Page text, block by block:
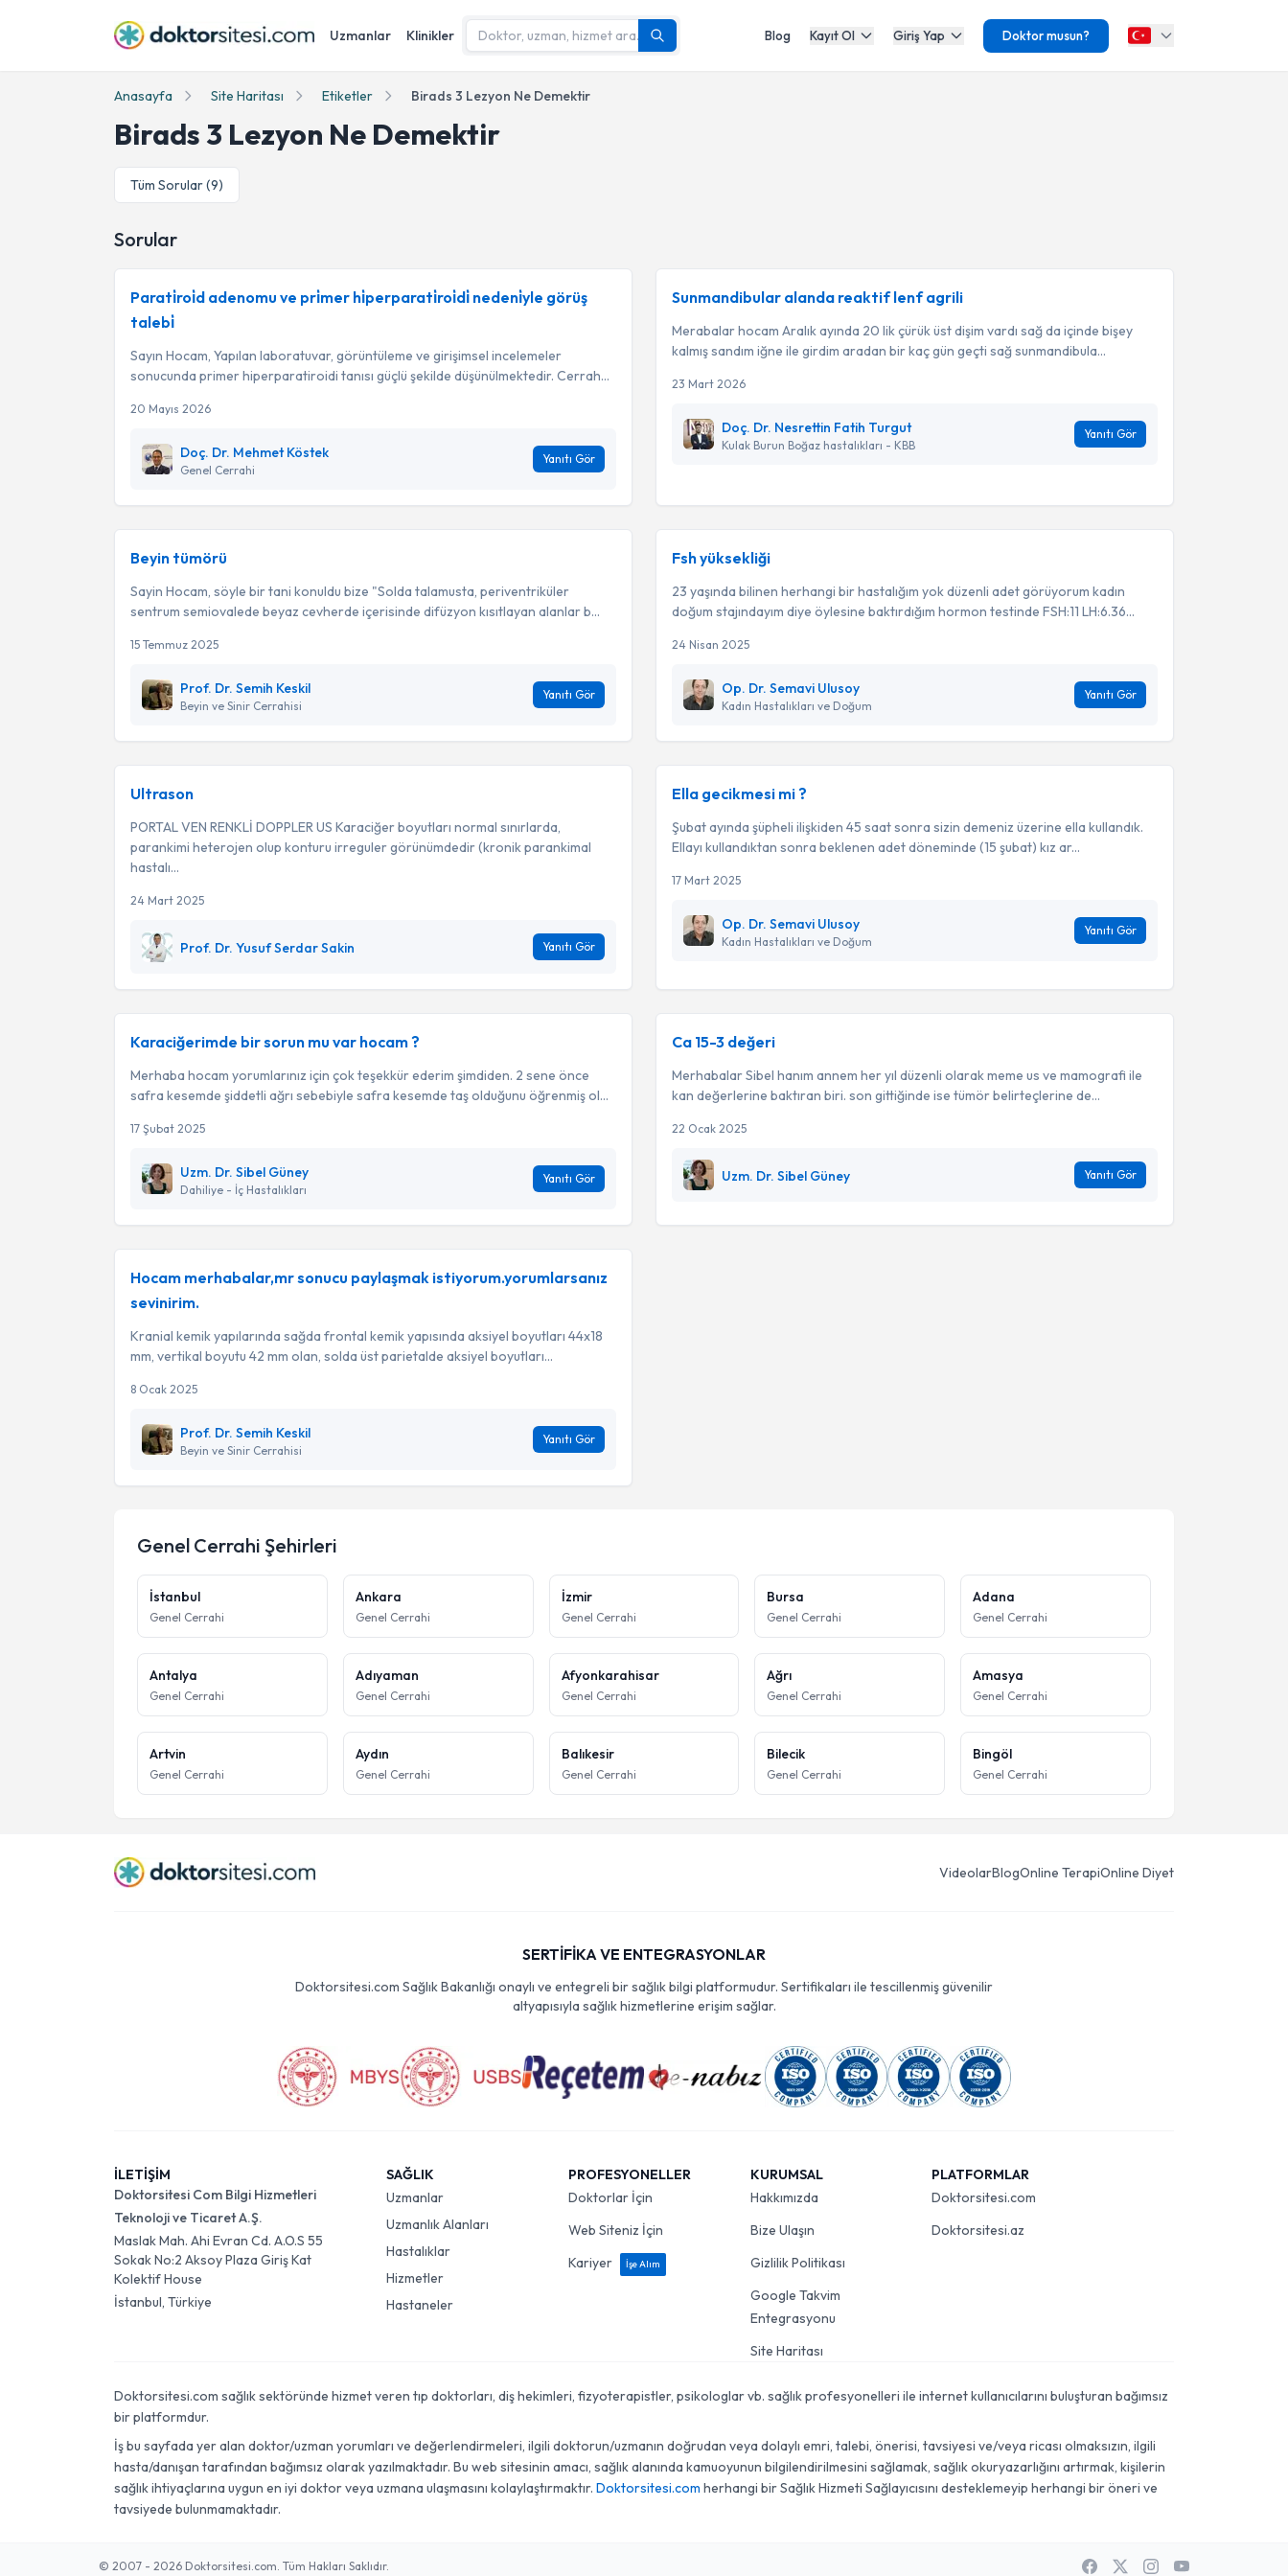
Uzmanlar Klinikler Blog Kayıt Ol Giriş Yap Doktor musun?
Anasayfa Site Haritası Etiketler Birads 3 Lezyon Ne Demektir
Birads 3 Lezyon Ne Demektir
Tüm Sorular (9)
Sorular
Parati̇roi̇d adenomu ve pri̇mer hi̇perparati̇roi̇di̇ nedeni̇yle görüş
talebi̇
Sayın Hocam, Yapılan laboratuvar, görüntüleme ve girişimsel incelemeler
sonucunda primer hiperparatiroidi tanısı güçlü şekilde düşünülmektedir. Cerrah...
20 Mayıs 2026
Doç. Dr. Mehmet Köstek
Genel Cerrahi
Yanıtı Gör
Sunmandibular alanda reaktif lenf agrili
Merabalar hocam Aralık ayında 20 lik çürük üst dişim vardı sağ da içinde bişey
kalmış sandım iğne ile girdim aradan bir kaç gün geçti sağ sunmandibula...
23 Mart 2026
Doç. Dr. Nesrettin Fatih Turgut
Kulak Burun Boğaz hastalıkları - KBB
Yanıtı Gör
Beyin tümörü
Sayin Hocam, söyle bir tani konuldu bize "Solda talamusta, periventriküler
sentrum semiovalede beyaz cevherde içerisinde difüzyon kısıtlayan alanlar b...
15 Temmuz 2025
Prof. Dr. Semih Keskil
Beyin ve Sinir Cerrahisi
Yanıtı Gör
Fsh yüksekliği
23 yaşında bilinen herhangi bir hastalığım yok düzenli adet görüyorum kadın
doğum stajındayım diye öylesine baktırdığım hormon testinde FSH:11 LH:6.36...
24 Nisan 2025
Op. Dr. Semavi Ulusoy
Kadın Hastalıkları ve Doğum
Yanıtı Gör
Ultrason
PORTAL VEN RENKLİ DOPPLER US Karaciğer boyutları normal sınırlarda,
parankimi heterojen olup konturu irreguler görünümdedir (kronik parankimal
hastalı...
24 Mart 2025
Prof. Dr. Yusuf Serdar Sakin Yanıtı Gör
Ella gecikmesi mi ?
Şubat ayında şüpheli ilişkiden 45 saat sonra sizin demeniz üzerine ella kullandık.
Ellayı kullandıktan sonra beklenen adet döneminde (15 şubat) kız ar...
17 Mart 2025
Op. Dr. Semavi Ulusoy
Kadın Hastalıkları ve Doğum
Yanıtı Gör
Karaciğerimde bir sorun mu var hocam ?
Merhaba hocam yorumlarınız için çok teşekkür ederim şimdiden. 2 sene önce
safra kesemde şiddetli ağrı sebebiyle safra kesemde taş olduğunu öğrenmiş ol...
17 Şubat 2025
Uzm. Dr. Sibel Güney
Dahiliye - İç Hastalıkları
Yanıtı Gör
Ca 15-3 değeri
Merhabalar Sibel hanım annem her yıl düzenli olarak meme us ve mamografi ile
kan değerlerine baktıran biri. son gittiğinde ise tümör belirteçlerine de...
22 Ocak 2025
Uzm. Dr. Sibel Güney Yanıtı Gör
Hocam merhabalar,mr sonucu paylaşmak istiyorum.yorumlarsanız
sevinirim.
Kranial kemik yapılarında sağda frontal kemik yapısında aksiyel boyutları 44x18
mm, vertikal boyutu 42 mm olan, solda üst parietalde aksiyel boyutları...
8 Ocak 2025
Prof. Dr. Semih Keskil
Beyin ve Sinir Cerrahisi
Yanıtı Gör
Genel Cerrahi Şehirleri
İstanbul
Genel Cerrahi
Ankara
Genel Cerrahi
İzmir
Genel Cerrahi
Bursa
Genel Cerrahi
Adana
Genel Cerrahi
Antalya
Genel Cerrahi
Adıyaman
Genel Cerrahi
Afyonkarahisar
Genel Cerrahi
Ağrı
Genel Cerrahi
Amasya
Genel Cerrahi
Artvin
Genel Cerrahi
Aydın
Genel Cerrahi
Balıkesir
Genel Cerrahi
Bilecik
Genel Cerrahi
Bingöl
Genel Cerrahi
VideolarBlogOnline TerapiOnline Diyet
SERTİFİKA VE ENTEGRASYONLAR
Doktorsitesi.com Sağlık Bakanlığı onaylı ve entegreli bir sağlık bilgi platformudur. Sertifikaları ile tescillenmiş güvenilir
altyapısıyla sağlık hizmetlerine erişim sağlar.
İLETİŞİM
Doktorsitesi Com Bilgi Hizmetleri
Teknoloji ve Ticaret A.Ş.
Maslak Mah. Ahi Evran Cd. A.O.S 55
Sokak No:2 Aksoy Plaza Giriş Kat
Kolektif House
İstanbul, Türkiye
SAĞLIK
Uzmanlar
Uzmanlık Alanları
Hastalıklar
Hizmetler
Hastaneler
PROFESYONELLER
Doktorlar İçin
Web Siteniz İçin
Kariyer
İşe Alım
KURUMSAL
Hakkımızda
Bize Ulaşın
Gizlilik Politikası
Google Takvim
Entegrasyonu
Site Haritası
PLATFORMLAR
Doktorsitesi.com
Doktorsitesi.az
Doktorsitesi.com sağlık sektöründe hizmet veren tıp doktorları, diş hekimleri, fizyoterapistler, psikologlar vb. sağlık profesyonelleri ile internet kullanıcılarını buluşturan bağımsız
bir platformdur.
İş bu sayfada yer alan doktor/uzman yorumları ve değerlendirmeleri, ilgili doktorun/uzmanın doğrudan veya dolaylı emri, talebi, önerisi, tavsiyesi ve/veya ricası olmaksızın, ilgili
hasta/danışan tarafından bağımsız olarak yazılmaktadır. Bu web sitesinin amacı, sağlık alanında kamuoyunun bilgilendirilmesini sağlamak, sağlık okuryazarlığını artırmak, kişilerin
sağlık ihtiyaçlarına uygun en iyi doktor veya uzmana ulaşmasını kolaylaştırmaktır. Doktorsitesi.com herhangi bir Sağlık Hizmeti Sağlayıcısını desteklemeyip herhangi bir öneri ve
tavsiyede bulunmamaktadır.
© 2007 - 2026 Doktorsitesi.com. Tüm Hakları Saklıdır.